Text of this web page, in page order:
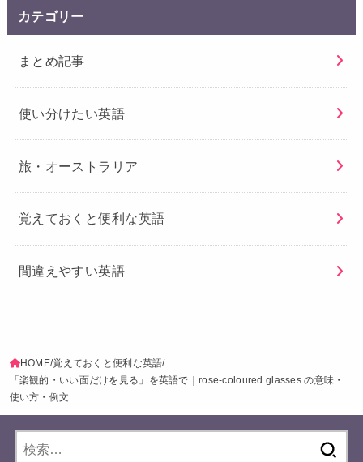
カテゴリー
まとめ記事
使い分けたい英語
旅・オーストラリア
覚えておくと便利な英語
間違えやすい英語
HOME 覚えておくと便利な英語
「楽観的・いい面だけを見る」を英語で｜rose-coloured glasses の意味・
使い方・例文